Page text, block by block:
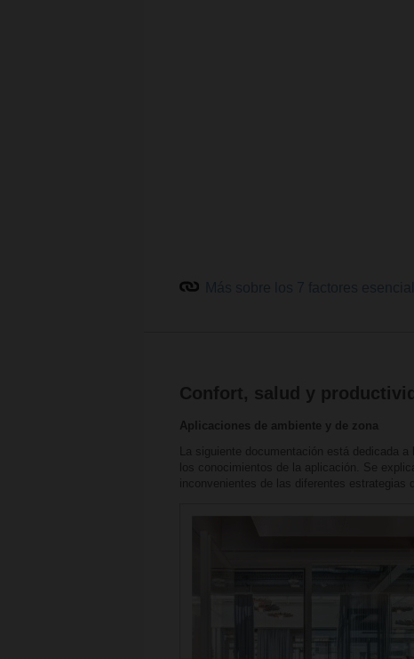
Confort, salud y
Aplicaciones de ambiente y de zona
La siguiente documentación está dedicada
los conocimientos de la aplicación. Se
inconvenientes de las diferentes estrategias